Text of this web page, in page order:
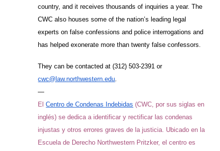
country, and it receives thousands of inquiries a year. The
CWC also houses some of the nation’s leading legal
experts on false confessions and police interrogations and
has helped exonerate more than twenty false confessors.
They can be contacted at (312) 503-2391 or
cwc@law.northwestern.edu.
—
El Centro de Condenas Indebidas (CWC, por sus siglas en
inglés) se dedica a identificar y rectificar las condenas
injustas y otros errores graves de la justicia. Ubicado en la
Escuela de Derecho Northwestern Pritzker, el centro es